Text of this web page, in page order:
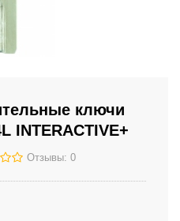
ключи
INTERACTIVE+
Отзывы: 0